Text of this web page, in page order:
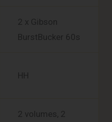
2 x Gibson
BurstBucker 60s
HH
2 volumes, 2